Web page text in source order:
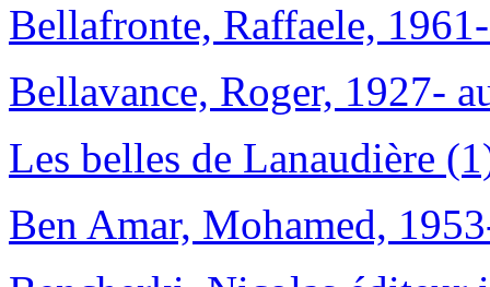
Bellafronte, Raffaele,
Bellavance, Roger, 1927-
Les belles de Lanaudière
Ben Amar, Mohamed,